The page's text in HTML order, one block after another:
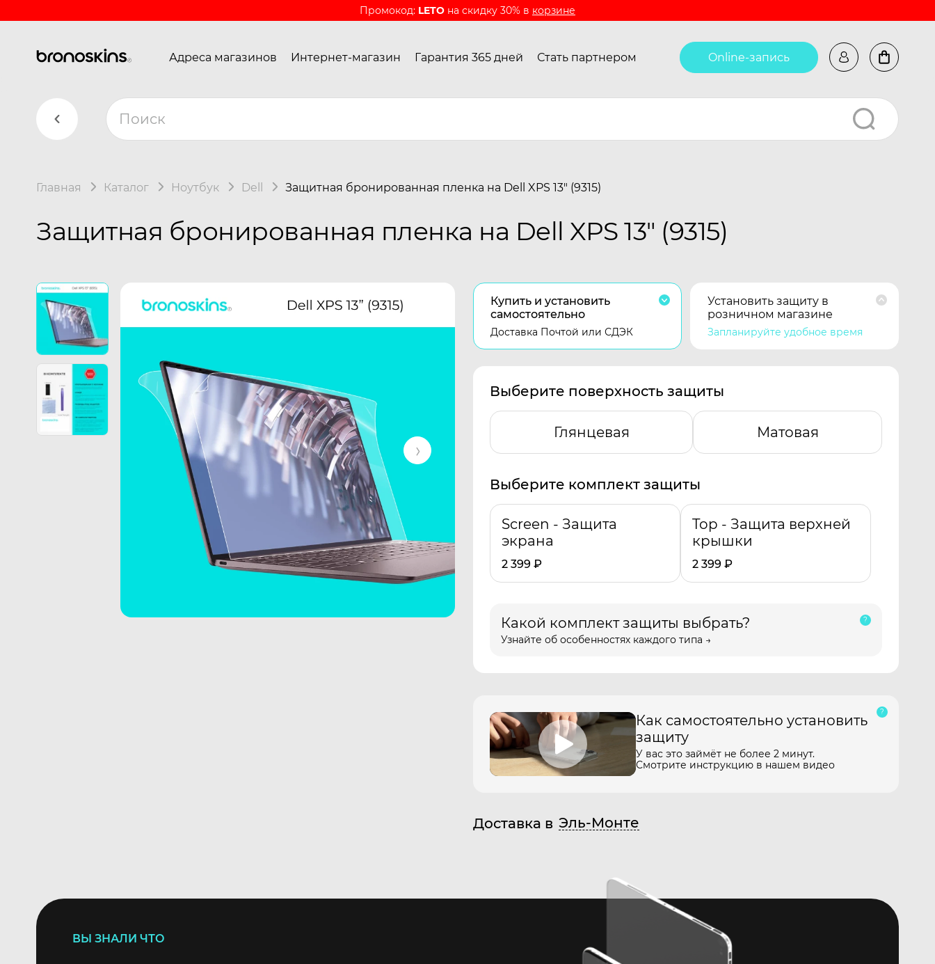
Промокод: LETO на скидку 30% в корзине
Адреса магазинов Интернет-магазин Гарантия 365 дней Стать партнером Online-запись
Главная Каталог Ноутбук Dell Защитная бронированная пленка на Dell XPS 13" (9315)
Защитная бронированная пленка на Dell XPS 13" (9315)
Купить и установить
самостоятельно
Доставка Почтой или СДЭК
Установить защиту в
розничном магазине
Запланируйте удобное время
Выберите поверхность защиты
Глянцевая Матовая
Выберите комплект защиты
Screen - Защита
экрана
2 399 ₽
Top - Защита верхней
крышки
2 399 ₽
Какой комплект защиты выбрать?
Узнайте об особенностях каждого типа →
Как самостоятельно установить
защиту
У вас это займёт не более 2 минут.
Смотрите инструкцию в нашем видео
Доставка в Эль-Монте
ВЫ ЗНАЛИ ЧТО